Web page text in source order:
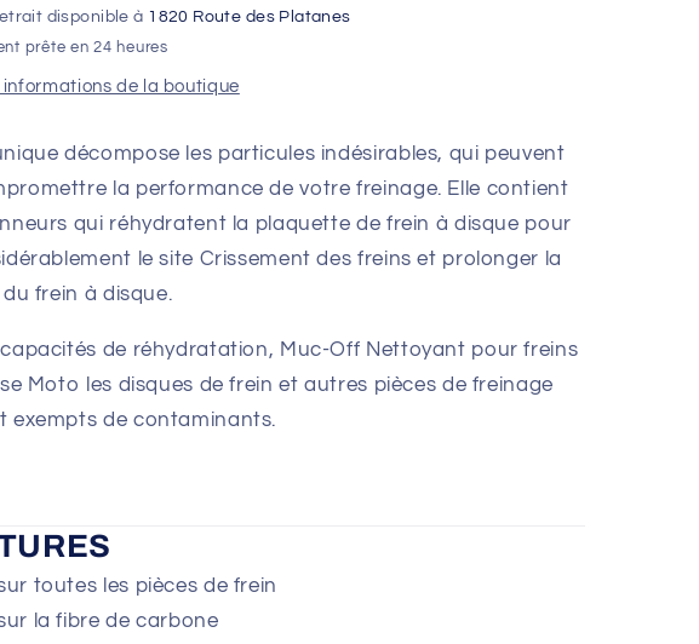
spray
750ml
disponible à 1820 Route des Platanes
prête en 24 heures
de la boutique
décompose les particules indésirables, qui peuvent
la performance de votre freinage. Elle contient
qui réhydratent la plaquette de frein à disque pour
le site Crissement des freins et prolonger la
frein à disque.
capacités de réhydratation, Muc-Off Nettoyant pour freins
Moto les disques de frein et autres pièces de freinage
exempts de contaminants.
toutes les pièces de frein
la fibre de carbone